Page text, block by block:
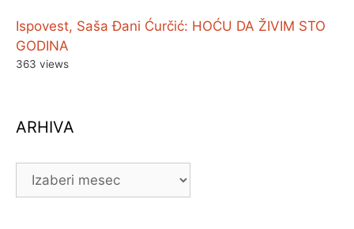
Ispovest, Saša Đani Ćurčić: HOĆU DA ŽIVIM STO
GODINA
363 views
ARHIVA
ARHIVA